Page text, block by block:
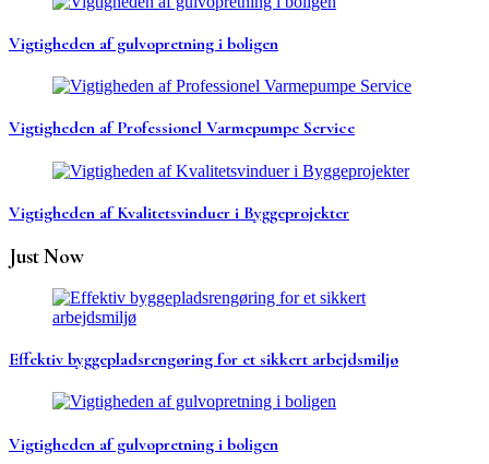
Vigtigheden af gulvopretning i boligen
Vigtigheden af Professionel Varmepumpe Service
Vigtigheden af Kvalitetsvinduer i Byggeprojekter
Just Now
Effektiv byggepladsrengøring for et sikkert arbejdsmiljø
Vigtigheden af gulvopretning i boligen